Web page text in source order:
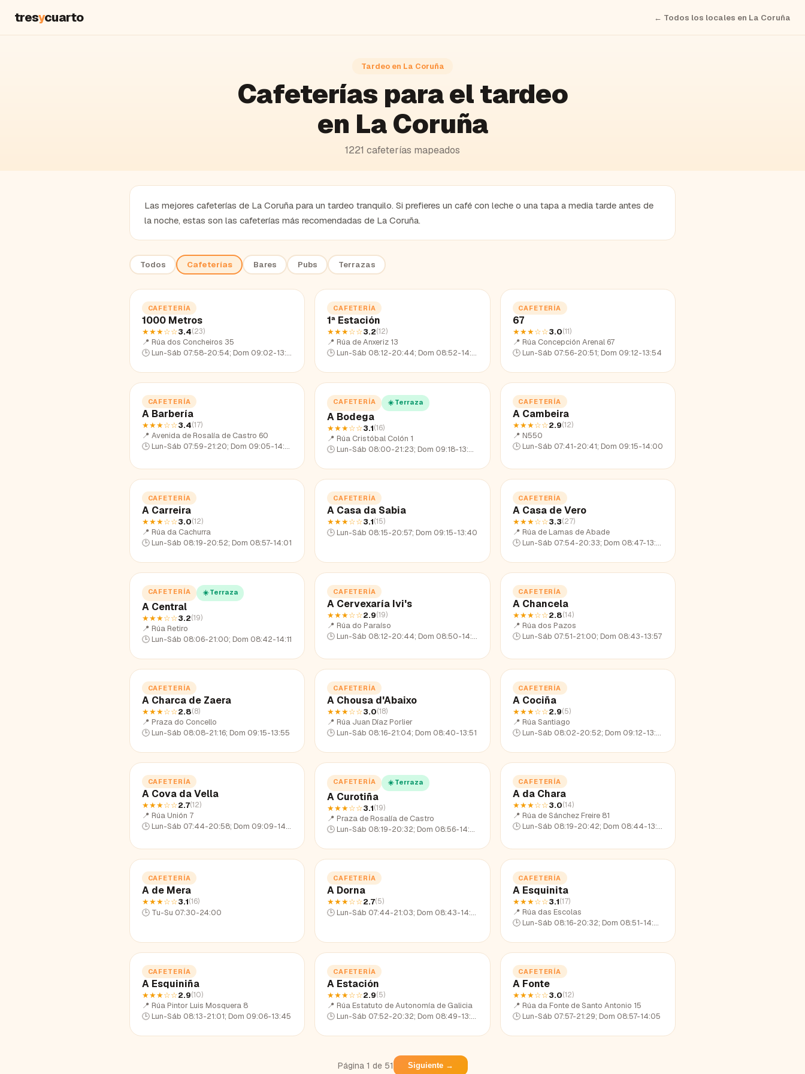
tresycuarto ← Todos los locales en La Coruña
Tardeo en La Coruña
Cafeterías para el tardeo
en La Coruña
1221 cafeterías mapeados
Las mejores cafeterías de La Coruña para un tardeo tranquilo. Si prefieres un café con leche o una tapa a media tarde antes de
la noche, estas son las cafeterías más recomendadas de La Coruña.
Todos Cafeterías Bares Pubs Terrazas
CAFETERÍA
1000 Metros
★★★☆☆3.4(23)
📍 Rúa dos Concheiros 35
🕒 Lun-Sáb 07:58-20:54; Dom 09:02-13:57
CAFETERÍA
1ª Estación
★★★☆☆3.2(12)
📍 Rúa de Anxeriz 13
🕒 Lun-Sáb 08:12-20:44; Dom 08:52-14:17
CAFETERÍA
67
★★★☆☆3.0(11)
📍 Rúa Concepción Arenal 67
🕒 Lun-Sáb 07:56-20:51; Dom 09:12-13:54
CAFETERÍA
A Barbería
★★★☆☆3.4(17)
📍 Avenida de Rosalía de Castro 60
🕒 Lun-Sáb 07:59-21:20; Dom 09:05-14:09
CAFETERÍA ☀️ Terraza
A Bodega
★★★☆☆3.1(16)
📍 Rúa Cristóbal Colón 1
🕒 Lun-Sáb 08:00-21:23; Dom 09:18-13:42
CAFETERÍA
A Cambeira
★★★☆☆2.9(12)
📍 N550
🕒 Lun-Sáb 07:41-20:41; Dom 09:15-14:00
CAFETERÍA
A Carreira
★★★☆☆3.0(12)
📍 Rúa da Cachurra
🕒 Lun-Sáb 08:19-20:52; Dom 08:57-14:01
CAFETERÍA
A Casa da Sabia
★★★☆☆3.1(15)
🕒 Lun-Sáb 08:15-20:57; Dom 09:15-13:40
CAFETERÍA
A Casa de Vero
★★★☆☆3.3(27)
📍 Rúa de Lamas de Abade
🕒 Lun-Sáb 07:54-20:33; Dom 08:47-13:54
CAFETERÍA ☀️ Terraza
A Central
★★★☆☆3.2(19)
📍 Rúa Retiro
🕒 Lun-Sáb 08:06-21:00; Dom 08:42-14:11
CAFETERÍA
A Cervexaría Ivi's
★★★☆☆2.9(19)
📍 Rúa do Paraíso
🕒 Lun-Sáb 08:12-20:44; Dom 08:50-14:09
CAFETERÍA
A Chancela
★★★☆☆2.8(14)
📍 Rúa dos Pazos
🕒 Lun-Sáb 07:51-21:00; Dom 08:43-13:57
CAFETERÍA
A Charca de Zaera
★★★☆☆2.8(8)
📍 Praza do Concello
🕒 Lun-Sáb 08:08-21:16; Dom 09:15-13:55
CAFETERÍA
A Chousa d'Abaixo
★★★☆☆3.0(18)
📍 Rúa Juan Díaz Porlier
🕒 Lun-Sáb 08:16-21:04; Dom 08:40-13:51
CAFETERÍA
A Cociña
★★★☆☆2.9(5)
📍 Rúa Santiago
🕒 Lun-Sáb 08:02-20:52; Dom 09:12-13:45
CAFETERÍA
A Cova da Vella
★★★☆☆2.7(12)
📍 Rúa Unión 7
🕒 Lun-Sáb 07:44-20:58; Dom 09:09-14:04
CAFETERÍA ☀️ Terraza
A Curotiña
★★★☆☆3.1(19)
📍 Praza de Rosalía de Castro
🕒 Lun-Sáb 08:19-20:32; Dom 08:56-14:14
CAFETERÍA
A da Chara
★★★☆☆3.0(14)
📍 Rúa de Sánchez Freire 81
🕒 Lun-Sáb 08:19-20:42; Dom 08:44-13:50
CAFETERÍA
A de Mera
★★★☆☆3.1(16)
🕒 Tu-Su 07:30-24:00
CAFETERÍA
A Dorna
★★★☆☆2.7(5)
🕒 Lun-Sáb 07:44-21:03; Dom 08:43-14:15
CAFETERÍA
A Esquinita
★★★☆☆3.1(17)
📍 Rúa das Escolas
🕒 Lun-Sáb 08:16-20:32; Dom 08:51-14:02
CAFETERÍA
A Esquiniña
★★★☆☆2.9(10)
📍 Rúa Pintor Luis Mosquera 8
🕒 Lun-Sáb 08:13-21:01; Dom 09:06-13:45
CAFETERÍA
A Estación
★★★☆☆2.9(5)
📍 Rúa Estatuto de Autonomía de Galicia
🕒 Lun-Sáb 07:52-20:32; Dom 08:49-13:49
CAFETERÍA
A Fonte
★★★☆☆3.0(12)
📍 Rúa da Fonte de Santo Antonio 15
🕒 Lun-Sáb 07:57-21:29; Dom 08:57-14:05
Página 1 de 51 Siguiente →